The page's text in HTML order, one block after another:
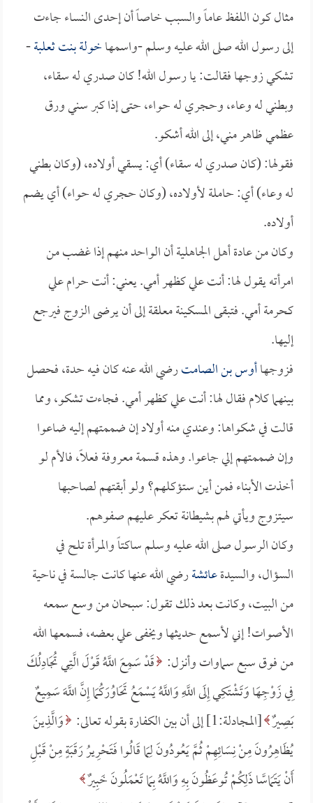
مثال كون اللفظ عاماً والسبب خاصاً أن إحدى النساء جاءت
إلى رسول الله صلى الله عليه وسلم -واسمهاخولة بنت ثعلبة-
تشكي زوجها فقالت: يا رسول الله! كان صدري له سقاء،
وبطني له وعاء، وحجري له حواء، حتى إذا كبر سني ورق
عظمي ظاهر مني، إلى الله أشكو.
فقولها: (كان صدري له سقاء) أي: يسقي أولاده، (وكان بطني
له وعاء) أي: حاملة لأولاده، (وكان حجري له حواء) أي يضم
أولاده.
وكان من عادة أهل الجاهلية أن الواحد منهم إذا غضب من
امرأته يقول لها: أنت علي كظهر أمي. يعني: أنت حرام علي
كحرمة أمي. فتبقى المسكينة معلقة إلى أن يرضى الزوج فيرجع
إليها.
فزوجهاأوس بن الصامترضي الله عنه كان فيه حدة، فحصل
بينهما كلام فقال لها: أنت علي كظهر أمي. فجاءت تشكو، ومما
قالت في شكواها: وعندي منه أولاد إن ضممتهم إليه ضاعوا
وإن ضممتهم إلي جاعوا. وهذه قسمة معروفة فعلاً، فالأم لو
أخذت الأبناء فمن أين ستؤكلهم؟ ولو أبقتهم لصاحبها
سيتزوج ويأتي لهم بشيطانة تعكر عليهم صفوهم.
وكان الرسول صلى الله عليه وسلم ساكتاً والمرأة تلح في
السؤال، والسيدةعائشةرضي الله عنها كانت جالسة في ناحية
من البيت، وكانت بعد ذلك تقول: سبحان من وسع سمعه
الأصوات! إني لأسمع حديثها ويخفى علي بعضه، فسمعها الله
من فوق سبع سماوات وأنزل: قَدْ سَمِعَ اللَّهُ قَوْلَ الَّتِي تُجَادِلُكَ
فِي زَوْجِهَا وَتَشْتَكِي إِلَى اللَّهِ وَاللَّهُ يَسْمَعُ تَحَاوُرَكُمَا إِنَّ اللَّهَ سَمِيعٌ
بَصِيرٌ [المجادلة:1] إلى أن بين الكفارة بقوله تعالى:
وَالَّذِينَ
يُظَاهِرُونَ مِنْ نِسَائِهِمْ ثُمَّ يَعُودُونَ لِمَا قَالُوا فَتَحْرِيرُ رَقَبَةٍ مِنْ قَبْلِ
أَنْ يَتَمَاسَّا ذَلِكُمْ تُوعَظُونَ بِهِ وَاللَّهُ بِمَا تَعْمَلُونَ خَبِيرٌ